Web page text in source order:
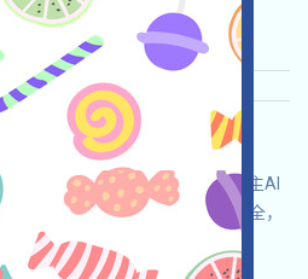
★★★3.0 查阅详情
言：
XP任務活動，這是一個WEB3自主AI
页面，自行儘調，確保並自負安全，
邀请获得更多！